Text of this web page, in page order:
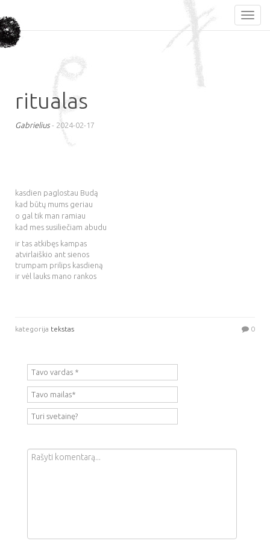
ritualas
Gabrielius- 2024-02-17
kasdien paglostau Budą
kad būtų mums geriau
o gal tik man ramiau
kad mes susiliečiam abudu
ir tas atkibęs kampas
atvirlaiškio ant sienos
trumpam prilips kasdieną
ir vėl lauks mano rankos
kategorija tekstas 0